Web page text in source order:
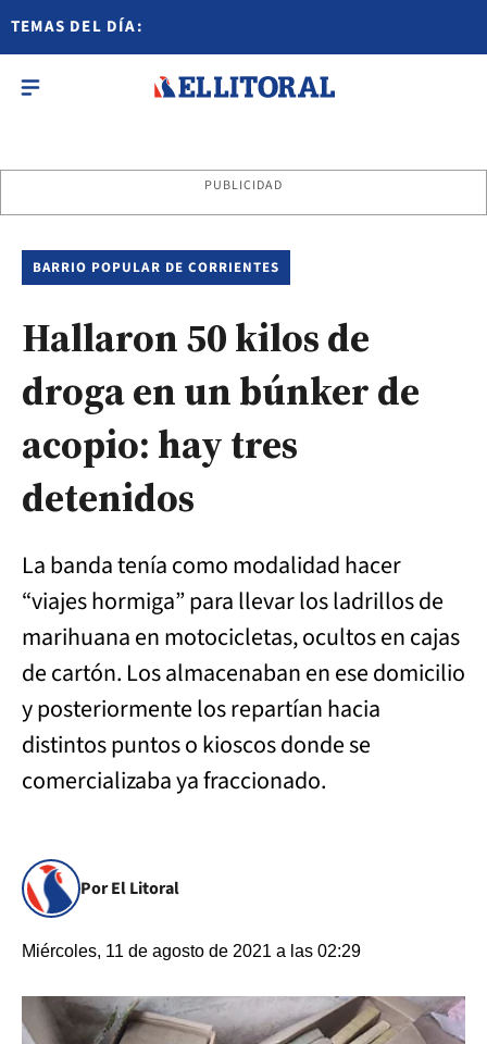
TEMAS DEL DÍA:
PUBLICIDAD
BARRIO POPULAR DE CORRIENTES
Hallaron 50 kilos de
droga en un búnker de
acopio: hay tres
detenidos
La banda tenía como modalidad hacer
“viajes hormiga” para llevar los ladrillos de
marihuana en motocicletas, ocultos en cajas
de cartón. Los almacenaban en ese domicilio
y posteriormente los repartían hacia
distintos puntos o kioscos donde se
comercializaba ya fraccionado.
Por El Litoral
Miércoles, 11 de agosto de 2021 a las 02:29